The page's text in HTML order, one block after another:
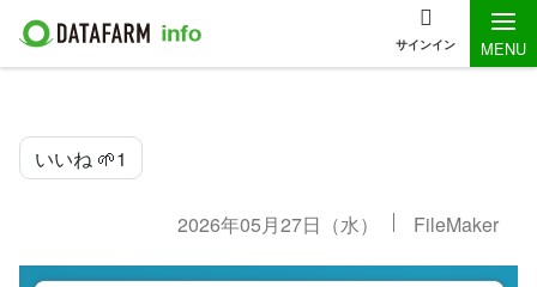
MENU
サインイン
いいね 🌱1
2026年05月27日（水） FileMaker